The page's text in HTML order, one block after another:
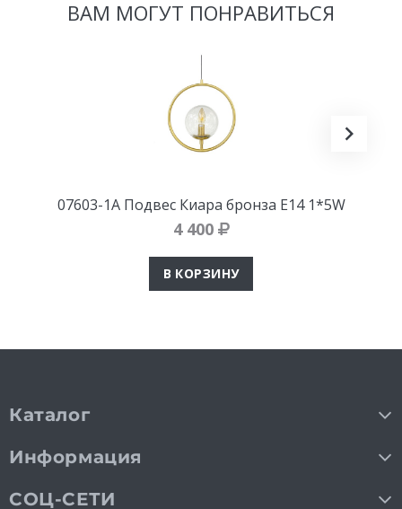
ВАМ МОГУТ ПОНРАВИТЬСЯ
07603-1А Подвес Киара бронза E14 1*5W
4 400
В КОРЗИНУ
Каталог
Информация
СОЦ-СЕТИ